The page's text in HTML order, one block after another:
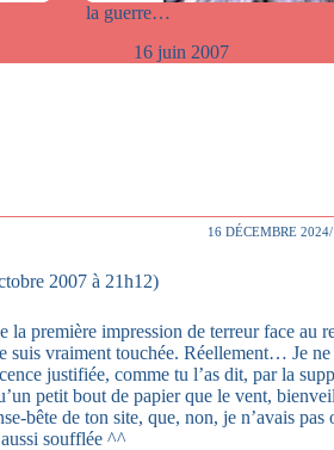
la guerre…
16 juin 2007
16 DÉCEMBRE
2007 à 21h12)
première impression de terreur face au
suis vraiment touchée. Réellement… Je ne
justifiée, comme tu l’as dit, par la
petit bout de papier que le vent,
bête de ton site, que, non, je n’avais pas
soufflée ^^